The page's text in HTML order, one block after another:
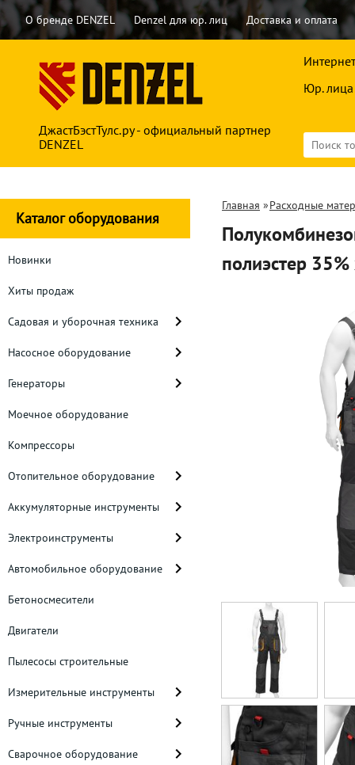
О бренде DENZEL Denzel для юр. лиц Доставка и оплата
ДжастБэстТулс.ру - официальный партнер
DENZEL
Юр. лица
Каталог оборудования
Новинки
Хиты продаж
Садовая и уборочная техника
Насосное оборудование
Генераторы
Моечное оборудование
Компрессоры
Отопительное оборудование
Аккумуляторные инструменты
Электроинструменты
Автомобильное оборудование
Бетоносмесители
Двигатели
Пылесосы строительные
Измерительные инструменты
Ручные инструменты
Сварочное оборудование
Главная »Расходные
полиэстер